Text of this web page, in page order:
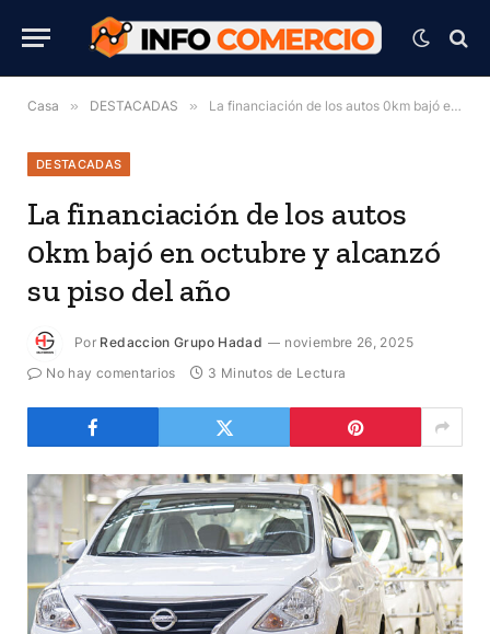
Casa » DESTACADAS » La financiación de los autos 0km bajó en octubre y alcanzó su piso del año
DESTACADAS
La financiación de los autos
0km bajó en octubre y alcanzó
su piso del año
Por Redaccion Grupo Hadad
noviembre 26, 2025
No hay comentarios
3 Minutos de Lectura